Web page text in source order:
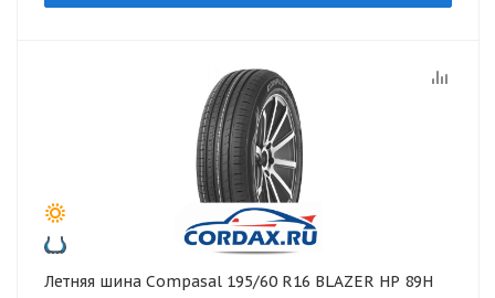
Летняя шина Compasal 195/60 R16 BLAZER HP 89H